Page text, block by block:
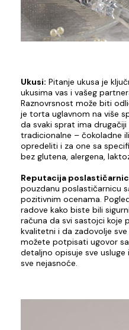
Ukusi: Pitanje ukusa je
ukusima vas i vašeg
Raznovrsnost može biti
je torta uglavnom na više
da svaki sprat ima
tradicionalne – čokoladne
opredeliti i za one sa
bez glutena, alergena,
Reputacija
pouzdanu poslastičarnicu
pozitivnim ocenama.
radove kako biste bili
računa da svi sastojci koje
kvalitetni i da zadovolje
možete potpisati ugovor
detaljno opisuje sve
sve nejasnoće.